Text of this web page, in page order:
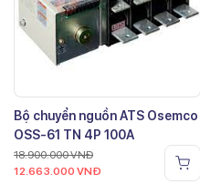
Bộ chuyển nguồn ATS Osemco
OSS-61 TN 4P 100A
18.900.000VNĐ
12.663.000 VNĐ